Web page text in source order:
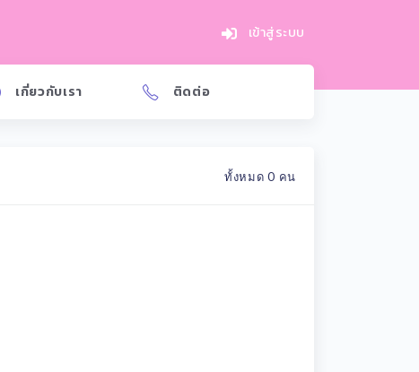
เข้าสู่ระบบ
เกี่ยวกับเรา ติดต่อ
ทั้งหมด 0 คน